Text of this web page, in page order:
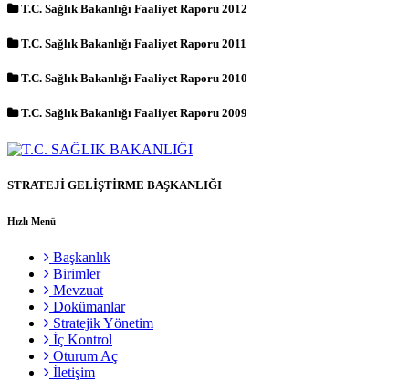
T.C. Sağlık Bakanlığı Faaliyet Raporu 2012
T.C. Sağlık Bakanlığı Faaliyet Raporu 2011
T.C. Sağlık Bakanlığı Faaliyet Raporu 2010
T.C. Sağlık Bakanlığı Faaliyet Raporu 2009
STRATEJİ GELİŞTİRME BAŞKANLIĞI
Hızlı Menü
Başkanlık
Birimler
Mevzuat
Dokümanlar
Stratejik Yönetim
İç Kontrol
Oturum Aç
İletişim